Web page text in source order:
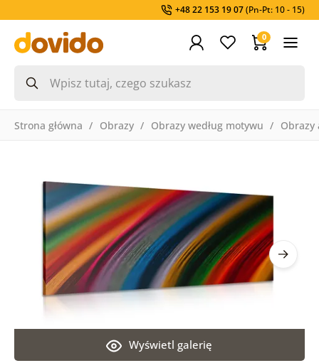
+48 22 153 19 07(Pn-Pt: 10 - 15)
0
Strona główna Obrazy Obrazy według motywu Obrazy
Wyświetl galerię